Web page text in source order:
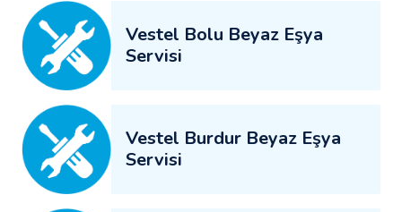
Vestel Bolu Beyaz Eşya
Servisi
Vestel Burdur Beyaz Eşya
Servisi